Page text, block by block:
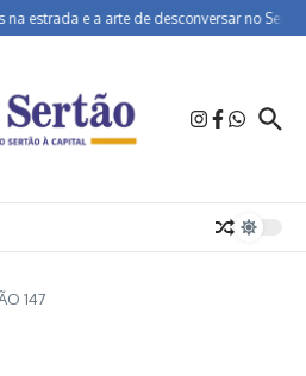
estrada e a arte de desconversar no Sertão
147